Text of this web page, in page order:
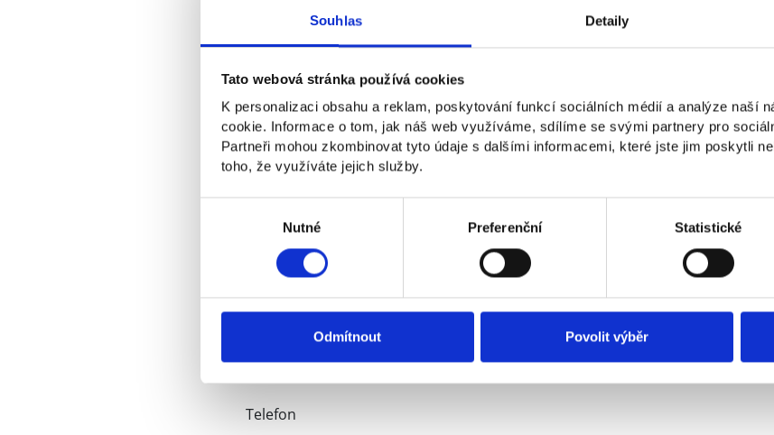
Souhlas Detaily
Tato webová stránka používá cookies
K personalizaci obsahu a reklam, poskytování funkcí sociálních médií a analýze naší
cookie. Informace o tom, jak náš web využíváme, sdílíme se svými partnery pro
Partneři mohou zkombinovat tyto údaje s dalšími informacemi, které jste jim poskytli
toho, že využíváte jejich služby.
Nutné Preferenční Statistické
Odmítnout Povolit výběr
Zaujala vás naše nabídka?
Nechte nám vzkaz, ozveme se vám.
Jméno a příjmení
IČO
Telefon